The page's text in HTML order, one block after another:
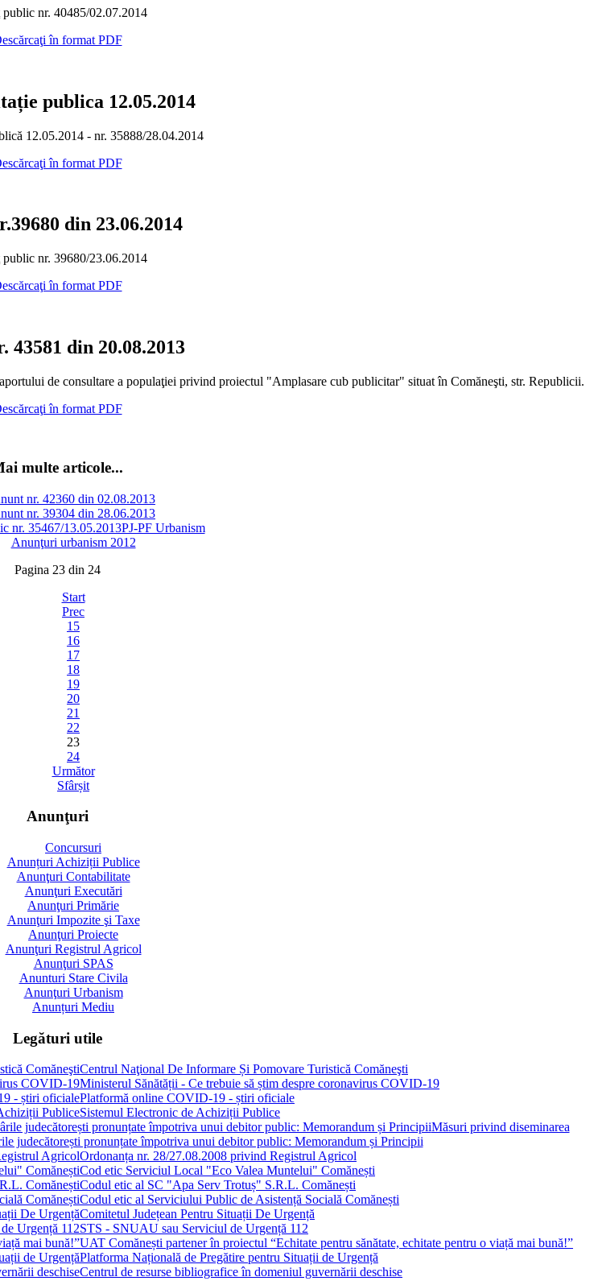
nr. 40485/02.07.2014
în format PDF
publica 12.05.2014
12.05.2014 - nr. 35888/28.04.2014
în format PDF
din 23.06.2014
nr. 39680/23.06.2014
în format PDF
43581 din 20.08.2013
de consultare a populaţiei privind proiectul "Amplasare cub publicitar" situat în Comăneşti, str. Republicii.
în format PDF
multe articole...
nr. 42360 din 02.08.2013
nr. 39304 din 28.06.2013
nr. 35467/13.05.2013PJ-PF Urbanism
Anunţuri urbanism 2012
Pagina 23 din 24
Start
Prec
15
16
17
18
19
20
21
22
23
24
Următor
Sfârșit
Anunţuri
Concursuri
Anunțuri Achiziții Publice
Anunţuri Contabilitate
Anunţuri Executări
Anunţuri Primărie
Anunţuri Impozite şi Taxe
Anunţuri Proiecte
Anunţuri Registrul Agricol
Anunţuri SPAS
Anunturi Stare Civila
Anunţuri Urbanism
Anunțuri Mediu
Legături utile
Centrul Naţional De Informare Și Pomovare Turistică Comăneşti
Ministerul Sănătății - Ce trebuie să știm despre coronavirus COVID-19
Platformă online COVID-19 - știri oficiale
Sistemul Electronic de Achiziții Publice
Măsuri privind diseminarea
judecătorești pronunțate împotriva unui debitor public: Memorandum și Principii
Ordonanța nr. 28/27.08.2008 privind Registrul Agricol
Cod etic Serviciul Local "Eco Valea Muntelui" Comănești
Codul etic al SC "Apa Serv Trotuș" S.R.L. Comănești
Codul etic al Serviciului Public de Asistență Socială Comănești
Comitetul Județean Pentru Situații De Urgență
STS - SNUAU sau Serviciul de Urgență 112
UAT Comănești partener în proiectul “Echitate pentru sănătate, echitate pentru o viață mai bună!”
Platforma Națională de Pregătire pentru Situații de Urgență
Centrul de resurse bibliografice în domeniul guvernării deschise